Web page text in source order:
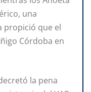
una
propició que el
Córdoba en
la pena